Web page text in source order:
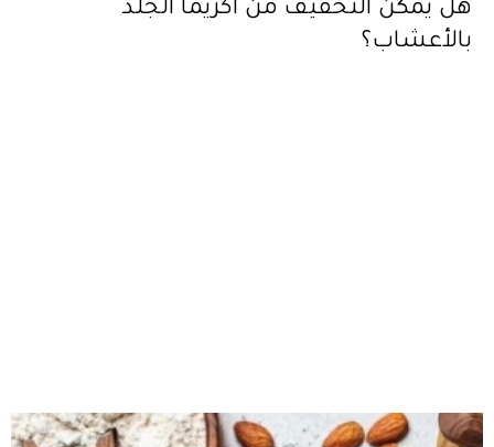
هل يمكن التخفيف من اكزيما الجلد
بالأعشاب؟